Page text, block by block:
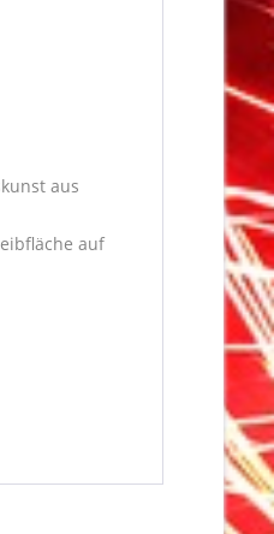
aus
auf